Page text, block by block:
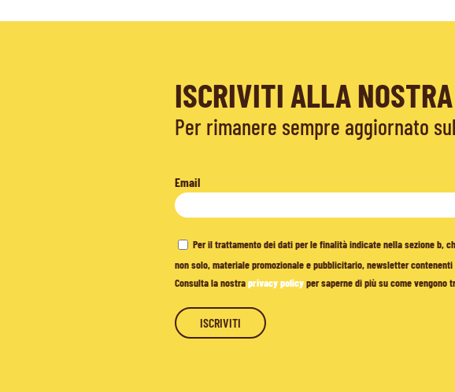
ISCRIVITI ALLA
Per rimanere sempre aggiornato
Email
Per il trattamento dei dati per le finalità indicate nella sezione b,
non solo, materiale promozionale e pubblicitario, newsletter
Consulta la nostraprivacy policyper saperne di più su come